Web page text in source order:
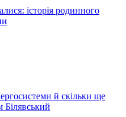
історія родинного
й скільки ще
Білявський